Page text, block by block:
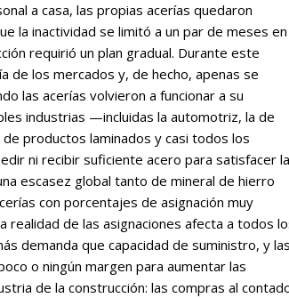
a casa, las propias acerías quedaron
la inactividad se limitó a un par de meses en
requirió un plan gradual. Durante este
de los mercados y, de hecho, apenas se
las acerías volvieron a funcionar a su
industrias —incluidas la automotriz, la de
productos laminados y casi todos los
ni recibir suficiente acero para satisfacer la
escasez global tanto de mineral de hierro
con porcentajes de asignación muy
de las asignaciones afecta a todos
demanda que capacidad de suministro, y las
o ningún margen para aumentar las
de la construcción: las compras al